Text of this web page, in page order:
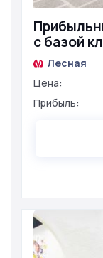
с базой
Лесная
Цена:
Прибыль: